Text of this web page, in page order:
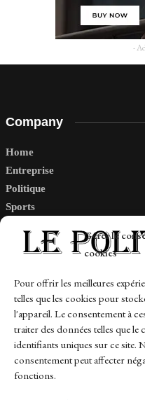
Gérer le
cookies
Pour offrir les meilleures
telles que les cookies pour
l'appareil. Le consentement à
traiter des données telles que
identifiants uniques sur ce site.
consentement peut affecter
fonctions.
-
Company
Home
Entreprise
Politique
Sports
Links
Contact
Sitemap